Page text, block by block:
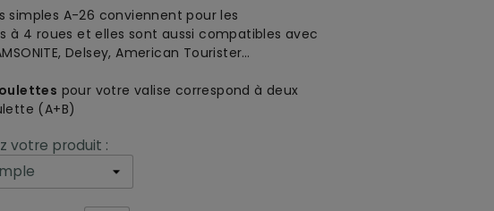
simples A-26 conviennent pour les
s à 4 roues et elles sont aussi compatibles avec
Delsey, American Tourister…
pour votre valise correspond à deux
(A+B)
votre produit :